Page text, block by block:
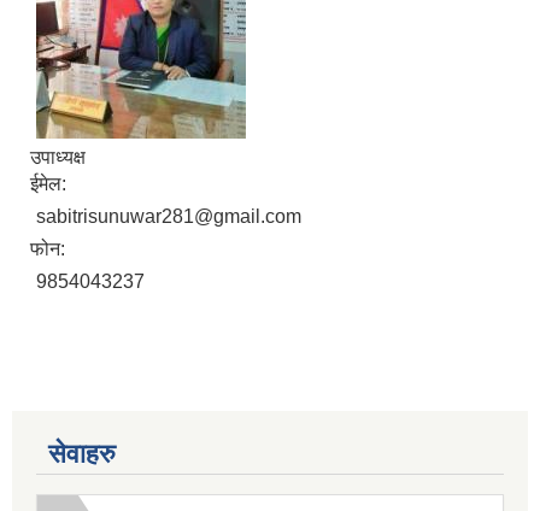
उपाध्यक्ष
ईमेल:
sabitrisunuwar281@gmail.com
फोन:
9854043237
सेवाहरु